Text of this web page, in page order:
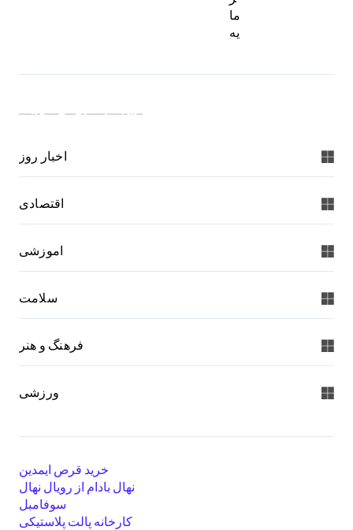
ما
یه
دسته بندی خبرها:
اخبار روز
اقتصادی
اموزشی
سلامت
فرهنگ و هنر
ورزشی
خرید قرص ایمدین
نهال بادام از رویال نهال
سوفامبل
کارخانه پالت پلاستیکی